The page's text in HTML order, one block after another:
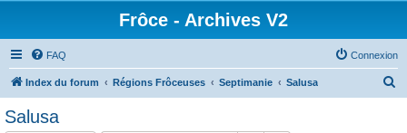
Frôce - Archives V2
FAQ Connexion
Index du forum Régions Frôceuses Septimanie Salusa
Salusa